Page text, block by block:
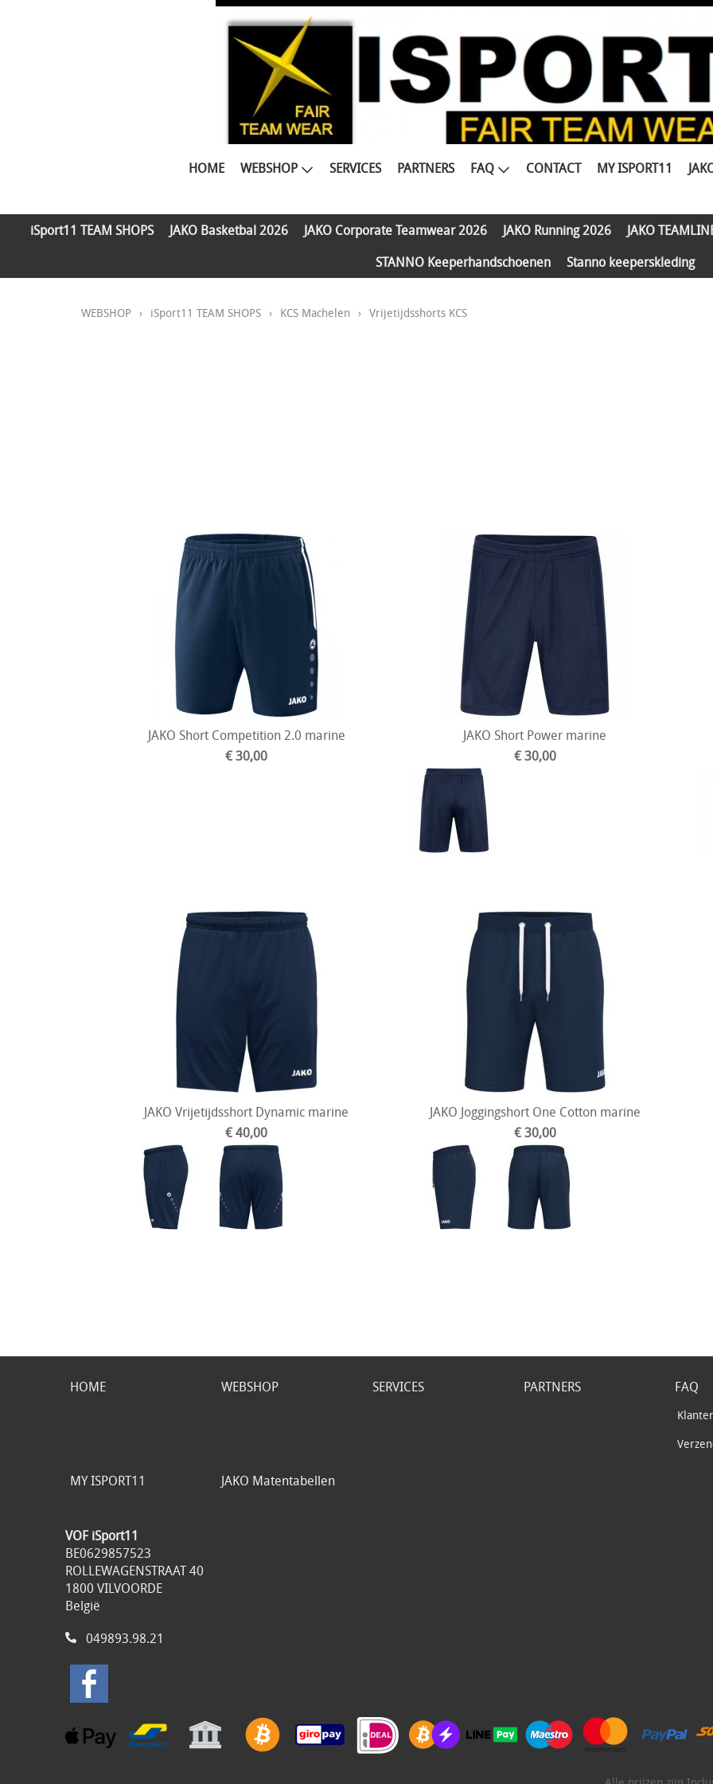
HOME WEBSHOP SERVICES PARTNERS FAQ CONTACT MY ISPORT11
iSport11 TEAM SHOPS
JAKO Basketbal 2026 JAKO Corporate Teamwear 2026 JAKO Running 2026 JAKO
STANNO Keeperhandschoenen
Stanno keeperskleding
WEBSHOP › iSport11 TEAM SHOPS › KCS Machelen › Vrijetijdsshorts KCS
JAKO Short Competition 2.0 marine
€ 30,00
JAKO Short Power marine
€ 30,00
JAKO Vrijetijdsshort Dynamic marine
€ 40,00
JAKO Joggingshort One Cotton marine
€ 30,00
HOME WEBSHOP SERVICES PARTNERS FAQ
MY ISPORT11 JAKO Matentabellen
VOF iSport11
BE0629857523
ROLLEWAGENSTRAAT 40
1800 VILVOORDE
België
049893.98.21